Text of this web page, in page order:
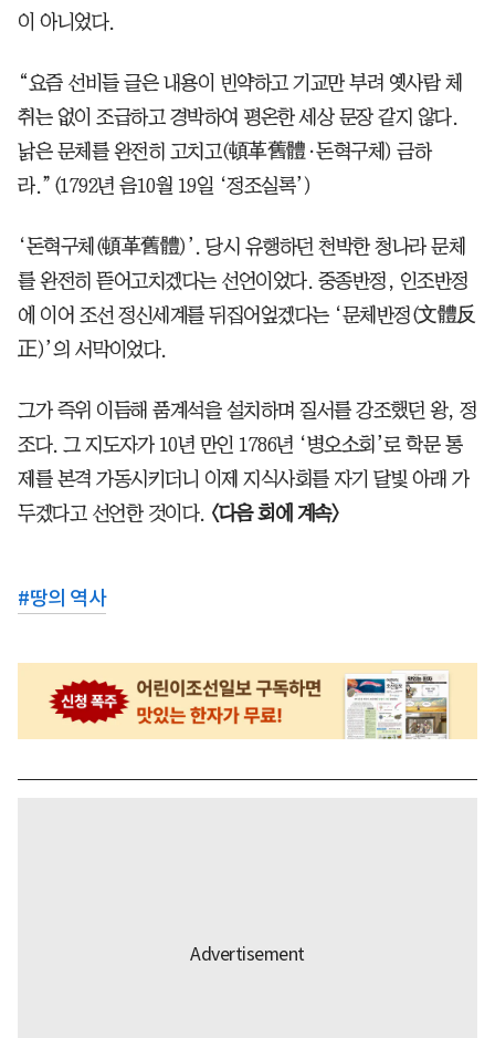
이 아니었다.
“요즘 선비들 글은 내용이 빈약하고 기교만 부려 옛사람 체
취는 없이 조급하고 경박하여 평온한 세상 문장 같지 않다.
낡은 문체를 완전히 고치고(頓革舊體·돈혁구체) 금하
라.”(1792년 음10월 19일 ‘정조실록’)
‘돈혁구체(頓革舊體)’. 당시 유행하던 천박한 청나라 문체
를 완전히 뜯어고치겠다는 선언이었다. 중종반정, 인조반정
에 이어 조선 정신세계를 뒤집어엎겠다는 ‘문체반정(文體反
正)’의 서막이었다.
그가 즉위 이듬해 품계석을 설치하며 질서를 강조했던 왕, 정
조다. 그 지도자가 10년 만인 1786년 ‘병오소회’로 학문 통
제를 본격 가동시키더니 이제 지식사회를 자기 달빛 아래 가
두겠다고 선언한 것이다. <다음 회에 계속>
#땅의 역사